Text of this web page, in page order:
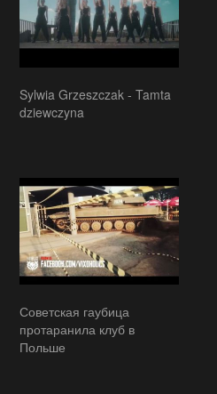
Sylwia Grzeszczak - Tamta
dziewczyna
Советская гаубица
протаранила клуб в
Польше